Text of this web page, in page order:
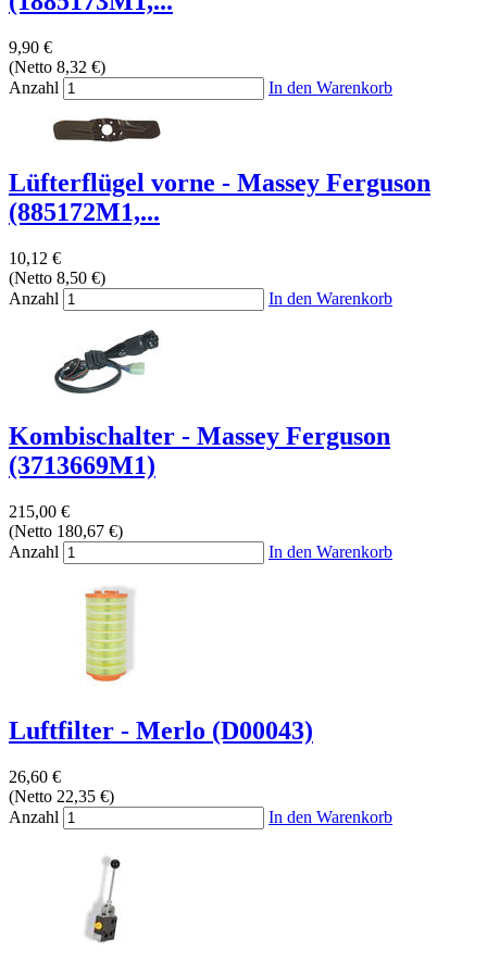
9,90 €
(Netto 8,32 €)
Anzahl
In den Warenkorb
Lüfterflügel vorne - Massey Ferguson
(885172M1,...
10,12 €
(Netto 8,50 €)
Anzahl
In den Warenkorb
Kombischalter - Massey Ferguson
(3713669M1)
215,00 €
(Netto 180,67 €)
Anzahl
In den Warenkorb
Luftfilter - Merlo (D00043)
26,60 €
(Netto 22,35 €)
Anzahl
In den Warenkorb